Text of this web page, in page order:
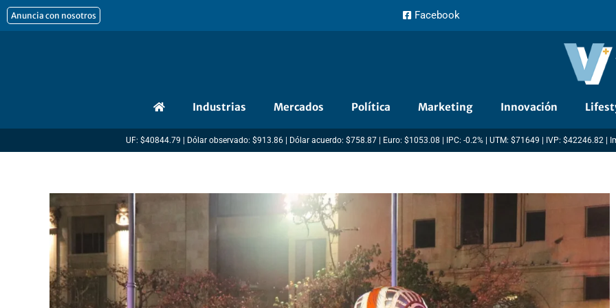
al
Anuncia con nosotros Facebook
Industrias Mercados Política Marketing Innovación
UF: $40844.79 | Dólar observado: $913.86 | Dólar acuerdo: $758.87 | Euro: $1053.08 | IPC: -0.2% | UTM: $71649 | IVP: $42246.82 |